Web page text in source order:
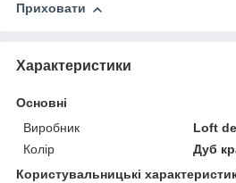
Приховати
Характеристики
Основні
Виробник
Loft
Колір
Дуб
Користувальницькі